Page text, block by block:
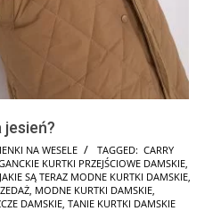
jesień?
NA WESELE TAGGED: CARRY
KURTKI PRZEJŚCIOWE DAMSKIE
JAKIE SĄ TERAZ MODNE KURTKI DAMSKIE
MODNE KURTKI DAMSKIE
DAMSKIE TANIE KURTKI DAMSKIE